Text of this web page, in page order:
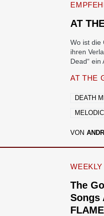
AT
Wo ist die
ihren
Dead“
AT THE
DEATH
VON
The
Songs